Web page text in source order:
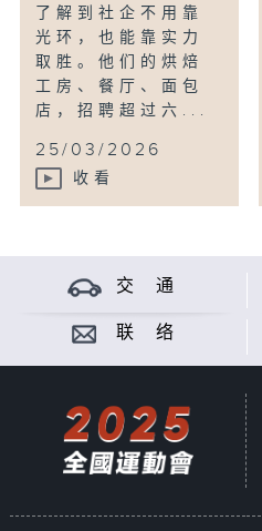
了解到社企不用靠
光环，也能靠实力
取胜。他们的烘焙
工房、餐厅、面包
店，招聘超过六...
25/03/2026
收看
交 通
联 络